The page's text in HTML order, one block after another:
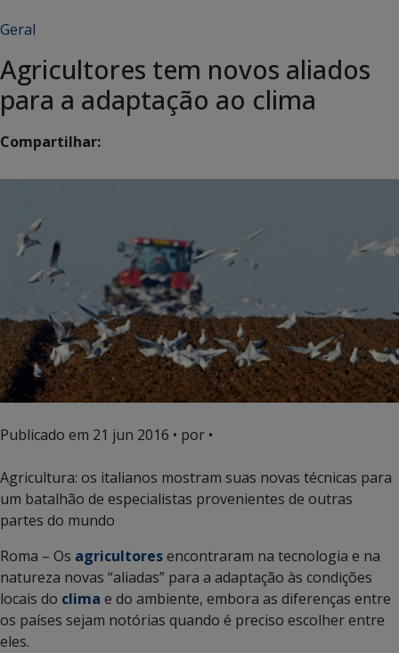
Geral
Agricultores tem novos aliados
para a adaptação ao clima
Compartilhar:
Publicado em 21 jun 2016 • por •
Agricultura: os italianos mostram suas novas técnicas para
um batalhão de especialistas provenientes de outras
partes do mundo
Roma – Os agricultoresencontraram na tecnologia e na
natureza novas “aliadas” para a adaptação às condições
locais do clima e do ambiente, embora as diferenças entre
os países sejam notórias quando é preciso escolher entre
eles.